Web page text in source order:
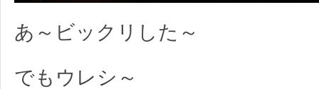
あ～ビックリした～
でもウレシ～